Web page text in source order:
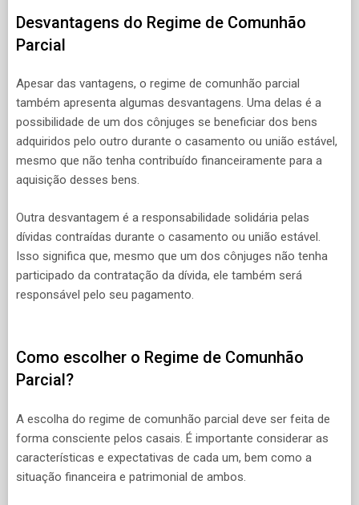
Desvantagens do Regime de Comunhão
Parcial
Apesar das vantagens, o regime de comunhão parcial
também apresenta algumas desvantagens. Uma delas é a
possibilidade de um dos cônjuges se beneficiar dos bens
adquiridos pelo outro durante o casamento ou união estável,
mesmo que não tenha contribuído financeiramente para a
aquisição desses bens.
Outra desvantagem é a responsabilidade solidária pelas
dívidas contraídas durante o casamento ou união estável.
Isso significa que, mesmo que um dos cônjuges não tenha
participado da contratação da dívida, ele também será
responsável pelo seu pagamento.
Como escolher o Regime de Comunhão
Parcial?
A escolha do regime de comunhão parcial deve ser feita de
forma consciente pelos casais. É importante considerar as
características e expectativas de cada um, bem como a
situação financeira e patrimonial de ambos.